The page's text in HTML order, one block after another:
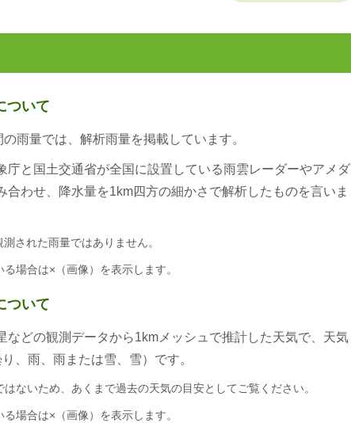
ついて
雨量では、解析雨量を掲載しています。
庁と国土交通省が全国に設置している雨雲レーダーやアメダ
合わせ、降水量を1km四方の細かさで解析したものを言いま
された雨量ではありません。
場合は×（画像）を表示します。
ついて
などの観測データから1kmメッシュで推計した天気で、天気
、雨、雨または雪、雪）です。
ないため、あくまで過去の天気の目安としてご覧ください。
場合は×（画像）を表示します。